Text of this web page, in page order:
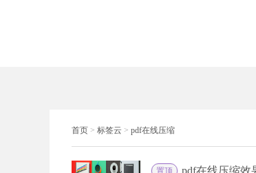
首页 > 标签云 > pdf在线压缩
置顶 pdf在线压缩效